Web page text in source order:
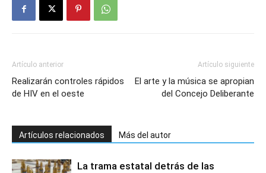
Artículo anterior
Realizarán controles rápidos
de HIV en el oeste
Artículo siguiente
El arte y la música se apropian
del Concejo Deliberante
Artículos relacionados Más del autor
La trama estatal detrás de las